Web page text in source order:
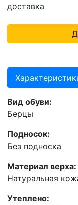
доставка
Вид обуви:
Берцы
Подносок:
Без подноска
Материал верха:
Натуральная
Утеплено: